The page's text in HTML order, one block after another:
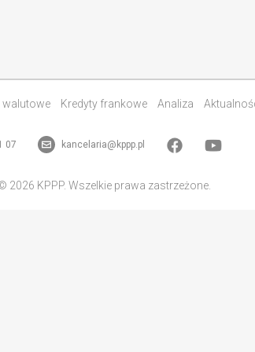
walutowe Kredyty frankowe Analiza
07 kancelaria@kppp.pl
2026 KPPP. Wszelkie prawa zastrzeżone.